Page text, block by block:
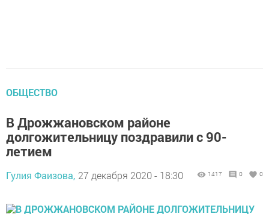
ОБЩЕСТВО
В Дрожжановском районе
долгожительницу поздравили с 90-
летием
Гулия Фаизова, 27 декабря 2020 - 18:30 1417 0 0